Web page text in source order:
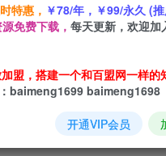
特惠， ￥78/年，￥99/永久 (
免费下载， 每天更新，欢迎加
盟，搭建一个和百盟网一样的
baimeng1699 baimeng1698
开通VIP会员